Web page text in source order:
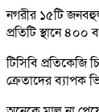
নগরীর ১৫টি
প্রতিটি স্থানে ৪০০
টিসিবি
ক্রেতাদের ব্যাপক